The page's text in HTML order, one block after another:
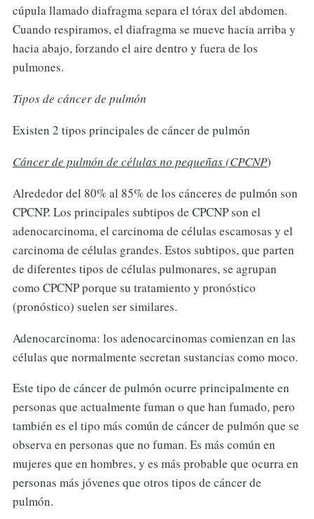
cúpula llamado diafragma separa el tórax del abdomen.
Cuando respiramos, el diafragma se mueve hacia arriba y
hacia abajo, forzando el aire dentro y fuera de los
pulmones.
Tipos de cáncer de pulmón
Existen 2 tipos principales de cáncer de pulmón
Cáncer de pulmón de células no pequeñas (CPCNP)
Alrededor del 80% al 85% de los cánceres de pulmón son
CPCNP. Los principales subtipos de CPCNP son el
adenocarcinoma, el carcinoma de células escamosas y el
carcinoma de células grandes. Estos subtipos, que parten
de diferentes tipos de células pulmonares, se agrupan
como CPCNP porque su tratamiento y pronóstico
(pronóstico) suelen ser similares.
Adenocarcinoma: los adenocarcinomas comienzan en las
células que normalmente secretan sustancias como moco.
Este tipo de cáncer de pulmón ocurre principalmente en
personas que actualmente fuman o que han fumado, pero
también es el tipo más común de cáncer de pulmón que se
observa en personas que no fuman. Es más común en
mujeres que en hombres, y es más probable que ocurra en
personas más jóvenes que otros tipos de cáncer de
pulmón.